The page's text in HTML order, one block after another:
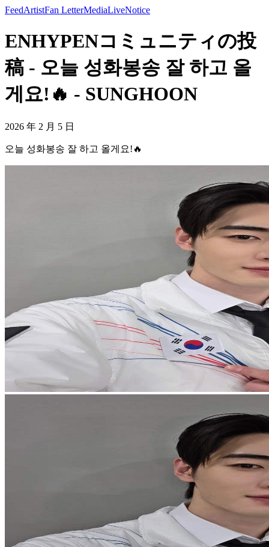
FeedArtistFan LetterMediaLiveNotice
ENHYPENコミュニティの投
稿 - 오늘 성화봉송 잘 하고 올
게요!🔥 - SUNGHOON
2026 年 2 月 5 日
오늘 성화봉송 잘 하고 올게요!🔥